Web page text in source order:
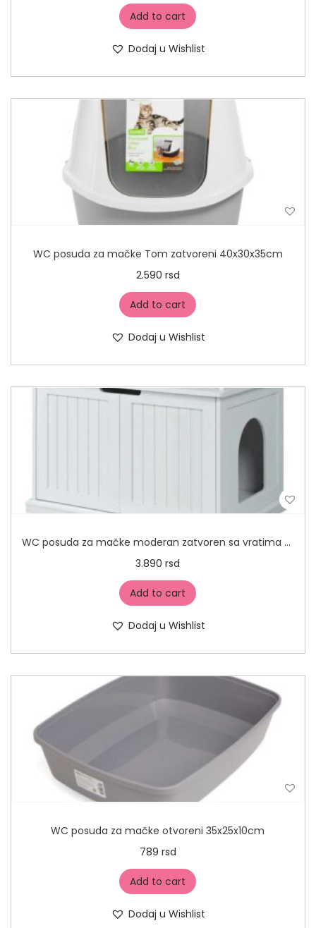
Add to cart
Dodaj u Wishlist
WC posuda za mačke Tom zatvoreni 40x30x35cm
2.590 rsd
Add to cart
Dodaj u Wishlist
WC posuda za mačke moderan zatvoren sa vratima 40x30x20cm
3.890rsd
Add to cart
Dodaj u Wishlist
WC posuda za mačke otvoreni 35x25x10cm
789 rsd
Add to cart
Dodaj u Wishlist